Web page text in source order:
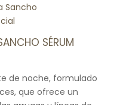
Sancho
SÉRUM
de noche, formulado
que ofrece un